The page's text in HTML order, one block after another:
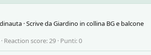
·Scrive daGiardino in collina BG e balcone
Reaction score 29 Punti 0